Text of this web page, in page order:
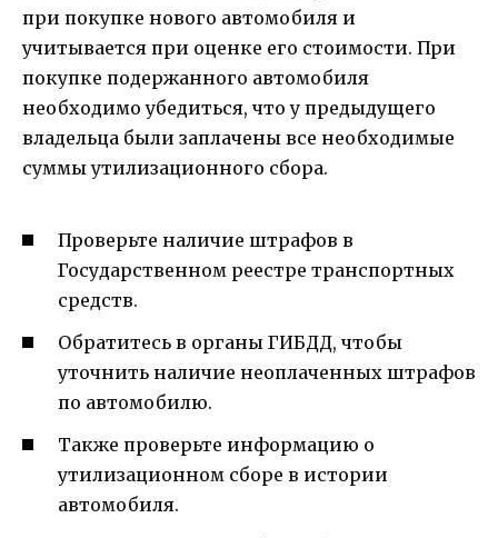
при покупке нового автомобиля и
учитывается при оценке его стоимости. При
покупке подержанного автомобиля
необходимо убедиться, что у предыдущего
владельца были заплачены все необходимые
суммы утилизационного сбора.
Проверьте наличие штрафов в
Государственном реестре транспортных
средств.
Обратитесь в органы ГИБДД, чтобы
уточнить наличие неоплаченных штрафов
по автомобилю.
Также проверьте информацию о
утилизационном сборе в истории
автомобиля.